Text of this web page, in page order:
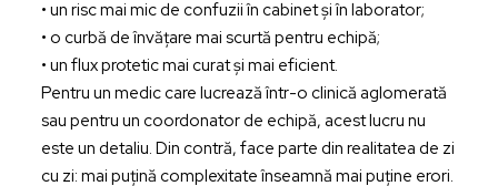
• un risc mai mic de confuzii în cabinet și în laborator;
• o curbă de învățare mai scurtă pentru echipă;
• un flux protetic mai curat și mai eficient.
Pentru un medic care lucrează într-o clinică aglomerată
sau pentru un coordonator de echipă, acest lucru nu
este un detaliu. Din contră, face parte din realitatea de zi
cu zi: mai puțină complexitate înseamnă mai puține erori.